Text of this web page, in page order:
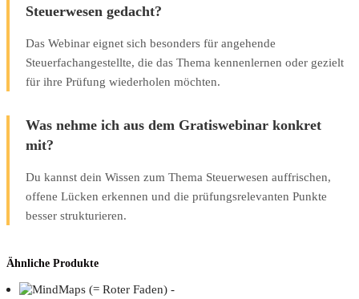
Steuerwesen gedacht?
Das Webinar eignet sich besonders für angehende
Steuerfachangestellte, die das Thema kennenlernen oder gezielt
für ihre Prüfung wiederholen möchten.
Was nehme ich aus dem Gratiswebinar konkret
mit?
Du kannst dein Wissen zum Thema Steuerwesen auffrischen,
offene Lücken erkennen und die prüfungsrelevanten Punkte
besser strukturieren.
Ähnliche Produkte